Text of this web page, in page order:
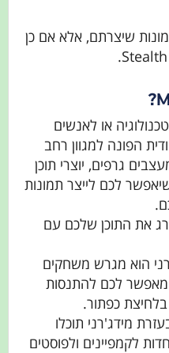
שיצרתם, אלא אם כן
או לאנשים
הפונה למגוון רחב
גרפים, יוצרי תוכן
לכם לייצר תמונות
את התוכן שלכם עם
הוא מגרש משחקים
מאפשר לכם להתנסות
בלחיצת כפתור.
מידג'רני תוכלו
לקמפיינים ולפוסטים